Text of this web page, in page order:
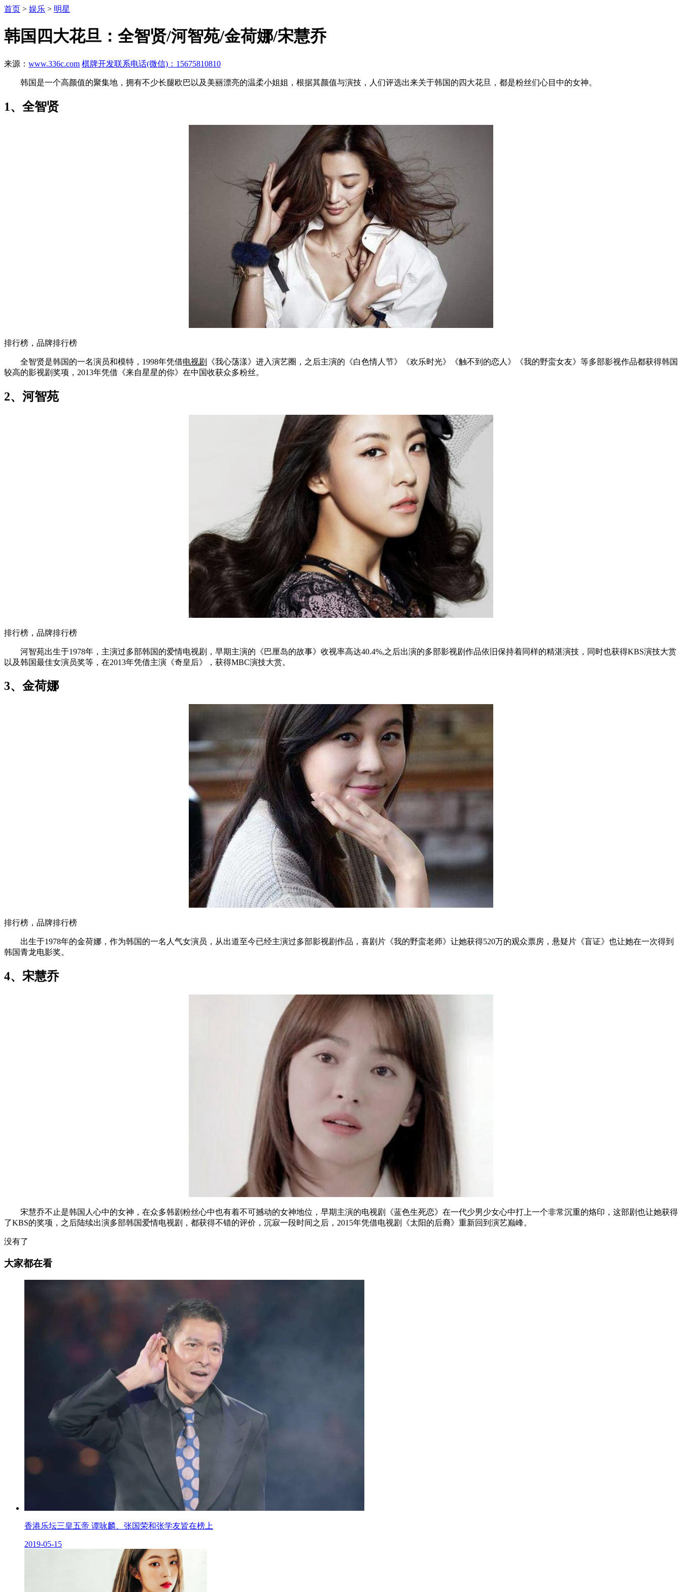
首页 > 娱乐 > 明星
韩国四大花旦：全智贤/河智苑/金荷娜/宋慧乔
来源： www.336c.com 棋牌开发联系电话(微信)：15675810810
韩国是一个高颜值的聚集地，拥有不少长腿欧巴以及美丽漂亮的温柔小姐姐，根据其颜值与演技，人们评选出来关于韩国的四大花旦，都是粉丝们心目中的女神。
1、全智贤
排行榜，品牌排行榜
全智贤是韩国的一名演员和模特，1998年凭借电视剧
《我心荡漾》进入演艺圈，之后主演的《白色情人节》《欢乐时光》《触不到的恋人》《我的野蛮女友》等多部影视作品都获得韩国
较高的影视剧奖项，2013年凭借《来自星星的你》在中国收获众多粉丝。
2、河智苑
排行榜，品牌排行榜
河智苑出生于1978年，主演过多部韩国的爱情电视剧，早期主演的《巴厘岛的故事》收视率高达40.4%,之后出演的多部影视剧作品依旧保持着同样的精湛演技，同时也获得KBS演技大赏
以及韩国最佳女演员奖等，在2013年凭借主演《奇皇后》，获得MBC演技大赏。
3、金荷娜
排行榜，品牌排行榜
出生于1978年的金荷娜，作为韩国的一名人气女演员，从出道至今已经主演过多部影视剧作品，喜剧片《我的野蛮老师》让她获得520万的观众票房，悬疑片《盲证》也让她在一次得到
韩国青龙电影奖。
4、宋慧乔
宋慧乔不止是韩国人心中的女神，在众多韩剧粉丝心中也有着不可撼动的女神地位，早期主演的电视剧《蓝色生死恋》在一代少男少女心中打上一个非常沉重的烙印，这部剧也让她获得
了KBS的奖项，之后陆续出演多部韩国爱情电视剧，都获得不错的评价，沉寂一段时间之后，2015年凭借电视剧《太阳的后裔》重新回到演艺巅峰。
没有了
大家都在看
香港乐坛三皇五帝 谭咏麟、张国荣和张学友皆在榜上
2019-05-15